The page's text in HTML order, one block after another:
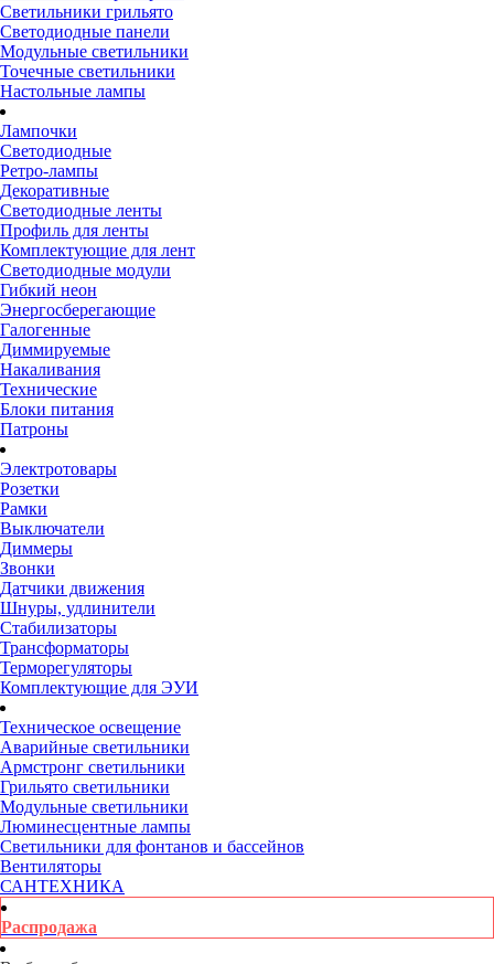
Светильники грильято
Светодиодные панели
Модульные светильники
Точечные светильники
Настольные лампы
Лампочки
Светодиодные
Ретро-лампы
Декоративные
Светодиодные ленты
Профиль для ленты
Комплектующие для лент
Светодиодные модули
Гибкий неон
Энергосберегающие
Галогенные
Диммируемые
Накаливания
Технические
Блоки питания
Патроны
Электротовары
Розетки
Рамки
Выключатели
Диммеры
Звонки
Датчики движения
Шнуры, удлинители
Стабилизаторы
Трансформаторы
Терморегуляторы
Комплектующие для ЭУИ
Техническое освещение
Аварийные светильники
Армстронг светильники
Грильято светильники
Модульные светильники
Люминесцентные лампы
Светильники для фонтанов и бассейнов
Вентиляторы
САНТЕХНИКА
Распродажа